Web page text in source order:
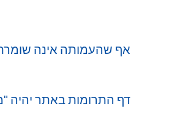
​אף שהעמותה אינה
​דף התרומות באתר יהיה